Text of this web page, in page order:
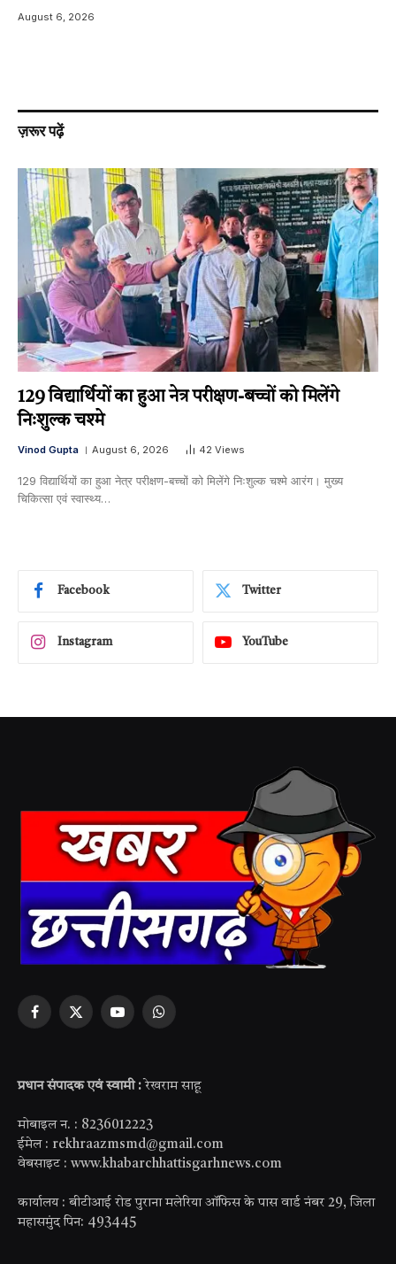
August 6, 2026
ज़रूर पढ़ें
129 विद्यार्थियों का हुआ नेत्र परीक्षण-बच्चों को मिलेंगे
निःशुल्क चश्मे
Vinod Gupta August 6, 2026 42 Views
129 विद्यार्थियों का हुआ नेत्र परीक्षण-बच्चों को मिलेंगे निःशुल्क चश्मे आरंग। मुख्य
चिकित्सा एवं स्वास्थ्य…
Facebook Twitter
Instagram YouTube
Facebook
X
YouTubeWhatsApp
प्रधान संपादक एवं स्वामी : रेखराम साहू
मोबाइल न. : 8236012223
ईमेल : rekhraazmsmd@gmail.com
वेबसाइट : www.khabarchhattisgarhnews.com
कार्यालय : बीटीआई रोड पुराना मलेरिया ऑफिस के पास वार्ड नंबर 29, जिला
महासमुंद पिन: 493445